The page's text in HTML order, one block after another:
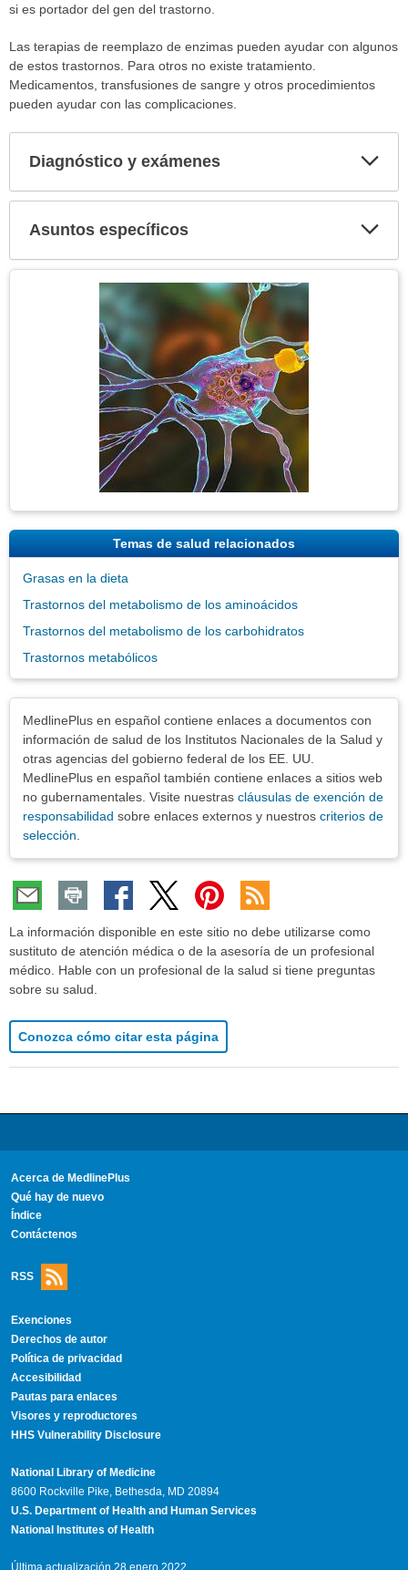
si es portador del gen del trastorno.
Las terapias de reemplazo de enzimas pueden ayudar con algunos
de estos trastornos. Para otros no existe tratamiento.
Medicamentos, transfusiones de sangre y otros procedimientos
pueden ayudar con las complicaciones.
Diagnóstico y exámenes
Asuntos específicos
Temas de salud relacionados
Grasas en la dieta
Trastornos del metabolismo de los aminoácidos
Trastornos del metabolismo de los carbohidratos
Trastornos metabólicos
MedlinePlus en español contiene enlaces a documentos con
información de salud de los Institutos Nacionales de la Salud y
otras agencias del gobierno federal de los EE. UU.
MedlinePlus en español también contiene enlaces a sitios web
no gubernamentales. Visite nuestras cláusulas de exención de
responsabilidad sobre enlaces externos y nuestros criterios de
selección
La información disponible en este sitio no debe utilizarse como
sustituto de atención médica o de la asesoría de un profesional
médico. Hable con un profesional de la salud si tiene preguntas
sobre su salud.
Conozca cómo citar esta página
Acerca de MedlinePlus
Qué hay de nuevo
Índice
Contáctenos
RSS
Exenciones
Derechos de autor
Política de privacidad
Accesibilidad
Pautas para enlaces
Visores y reproductores
HHS Vulnerability Disclosure
National Library of Medicine
8600 Rockville Pike, Bethesda, MD 20894
U.S. Department of Health and Human Services
National Institutes of Health
Última actualización 28 enero 2022